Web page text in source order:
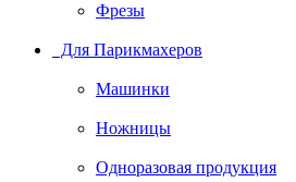
Фрезы
Для Парикмахеров
Машинки
Ножницы
Одноразовая продукция